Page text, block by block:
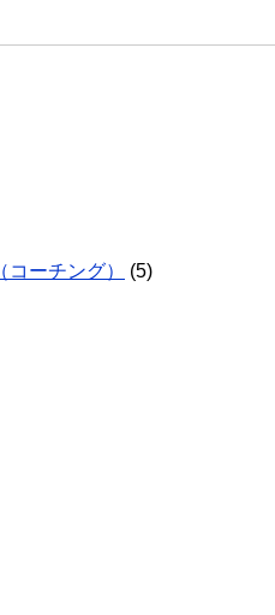
ーチング） (5)